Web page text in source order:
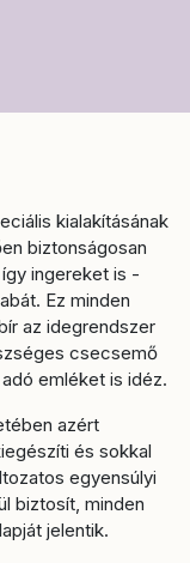
kialakításának
biztonságosan
ingereket is -
Ez minden
az idegrendszer
csecsemő
emléket is idéz.
azért
és sokkal
egyensúlyi
biztosít, minden
jelentik.